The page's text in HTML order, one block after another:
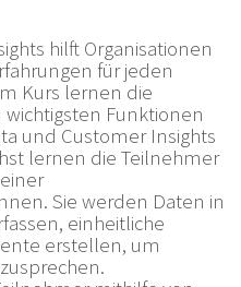
hilft Organisationen
für jeden
Kurs lernen die
Funktionen
und Customer Insights
lernen die Teilnehmer
Sie werden Daten in
einheitliche
erstellen, um